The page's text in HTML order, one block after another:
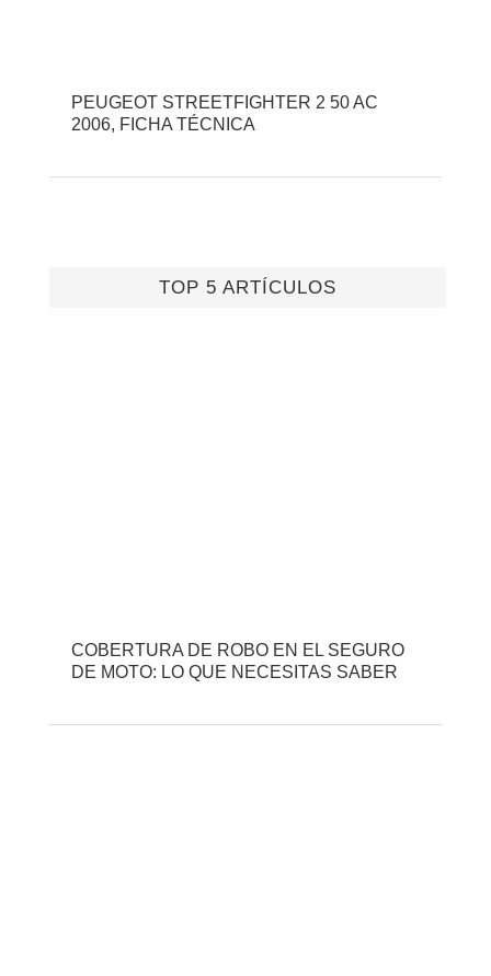
PEUGEOT STREETFIGHTER 2 50 AC
2006, FICHA TÉCNICA
TOP 5 ARTÍCULOS
COBERTURA DE ROBO EN EL SEGURO
DE MOTO: LO QUE NECESITAS SABER